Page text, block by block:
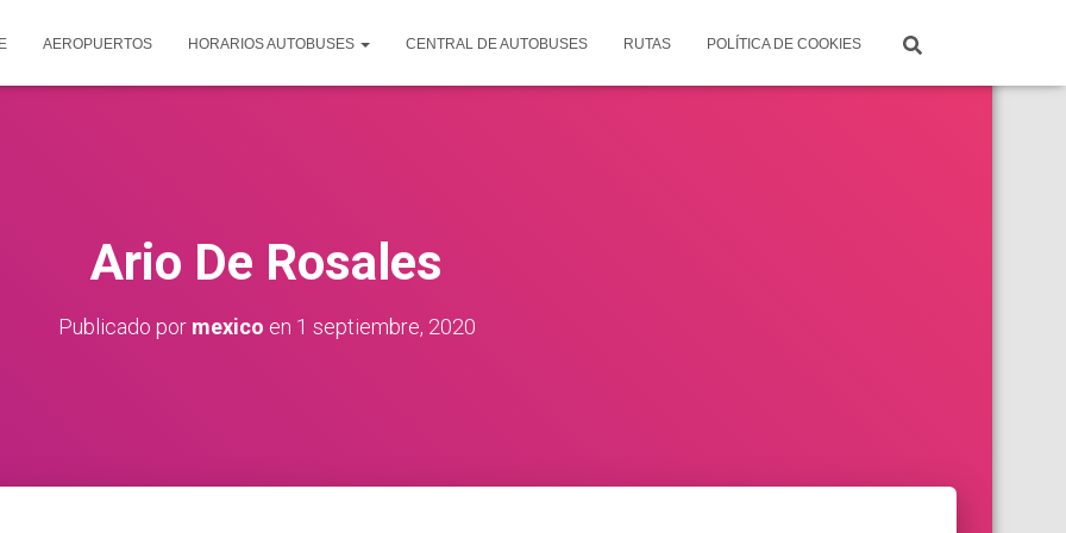
AEROPUERTOS HORARIOS AUTOBUSES CENTRAL DE AUTOBUSES RUTAS POLÍTICA DE COOKIES
Ario De Rosales
Publicado por mexico en 1 septiembre, 2020